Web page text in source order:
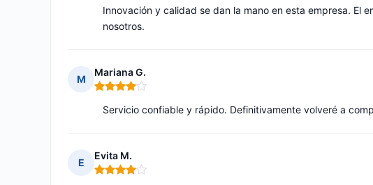
Innovación y calidad se dan la mano en esta empresa. El
nosotros.
M
Mariana G.
Nota: 4 de 5
Servicio confiable y rápido. Definitivamente volveré a
E
Evita M.
Nota: 4 de 5